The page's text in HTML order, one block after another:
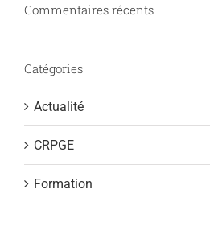
Commentaires récents
Catégories
Actualité
CRPGE
Formation